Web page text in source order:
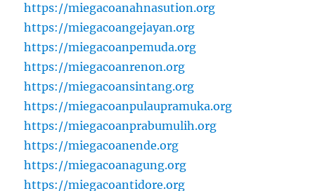
https://miegacoanahnasution.org
https://miegacoangejayan.org
https://miegacoanpemuda.org
https://miegacoanrenon.org
https://miegacoansintang.org
https://miegacoanpulaupramuka.org
https://miegacoanprabumulih.org
https://miegacoanende.org
https://miegacoanagung.org
https://miegacoantidore.org